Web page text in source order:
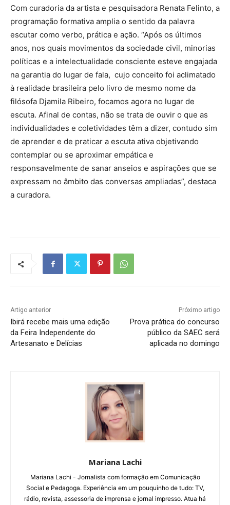
Com curadoria da artista e pesquisadora Renata Felinto, a
programação formativa amplia o sentido da palavra
escutar como verbo, prática e ação. “Após os últimos
anos, nos quais movimentos da sociedade civil, minorias
políticas e a intelectualidade consciente esteve engajada
na garantia do lugar de fala, cujo conceito foi aclimatado
à realidade brasileira pelo livro de mesmo nome da
filósofa Djamila Ribeiro, focamos agora no lugar de
escuta. Afinal de contas, não se trata de ouvir o que as
individualidades e coletividades têm a dizer, contudo sim
de aprender e de praticar a escuta ativa objetivando
contemplar ou se aproximar empática e
responsavelmente de sanar anseios e aspirações que se
expressam no âmbito das conversas ampliadas”, destaca
a curadora.
Artigo anterior
Ibirá recebe mais uma edição
da Feira Independente do
Artesanato e Delícias
Próximo artigo
Prova prática do concurso
público da SAEC será
aplicada no domingo
Mariana Lachi
Mariana Lachi - Jornalista com formação em Comunicação
Social e Pedagoga. Experiência em um pouquinho de tudo: TV,
rádio, revista, assessoria de imprensa e jornal impresso. Atua há